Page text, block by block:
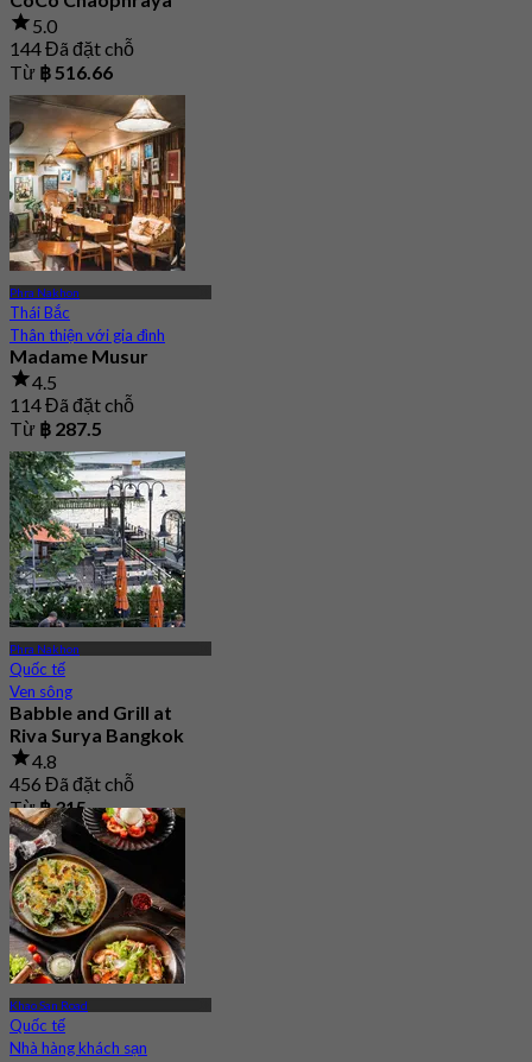
5.0
144 Đã đặt chỗ
Từ ฿ 516.66
Phra Nakhon
Thái Bắc
Thân thiện với gia đình
Madame Musur
4.5
114 Đã đặt chỗ
Từ ฿ 287.5
Phra Nakhon
Quốc tế
Ven sông
Babble and Grill at
Riva Surya Bangkok
4.8
456 Đã đặt chỗ
Từ฿ 315
Khao San Road
Quốc tế
Nhà hàng khách sạn